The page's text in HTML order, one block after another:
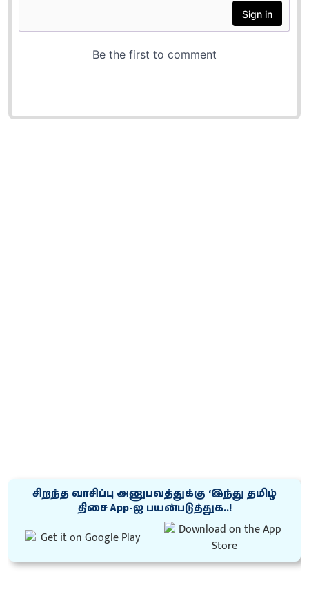
சிறந்த வாசிப்பு அனுபவத்துக்கு ‘இந்து தமிழ்
திசை App-ஐ பயன்படுத்துக..!